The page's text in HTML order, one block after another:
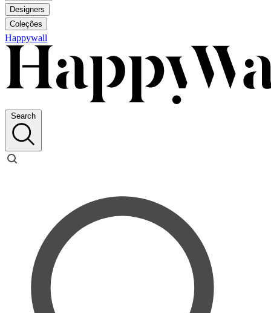
Designers
Coleções
Happywall
Search